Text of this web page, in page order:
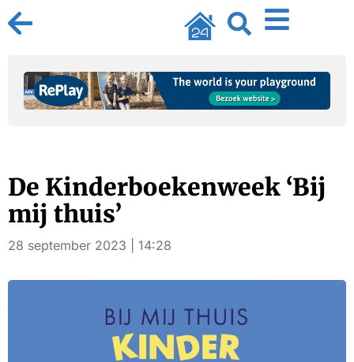
De Kinderboekenweek ‘Bij
mij thuis’
28 september 2023 | 14:28